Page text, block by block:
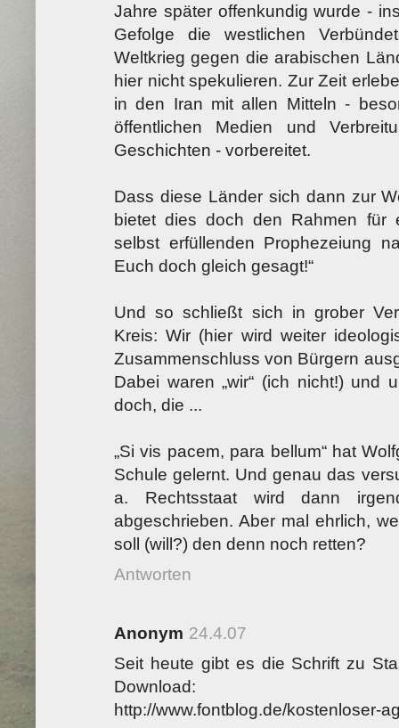
Jahre später offenkundig wurde -
Gefolge die westlichen
Weltkrieg gegen die arabischen
hier nicht spekulieren. Zur Zeit
in den Iran mit allen Mitteln -
öffentlichen Medien und
Geschichten - vorbereitet.
Dass diese Länder sich dann zur
bietet dies doch den Rahmen für
selbst erfüllenden Prophezeiung
Euch doch gleich gesagt!“
Und so schließt sich in grober
Kreis: Wir (hier wird weiter
Zusammenschluss von Bürgern
Dabei waren „wir“ (ich nicht!) und
doch, die ...
„Si vis pacem, para bellum“ hat
Schule gelernt. Und genau das
a. Rechtsstaat wird dann
abgeschrieben. Aber mal ehrlich,
soll (will?) den denn noch retten?
Antworten
Anonym 24.4.07
Seit heute gibt es die Schrift zu
Download:
http://www.fontblog.de/kostenloser-